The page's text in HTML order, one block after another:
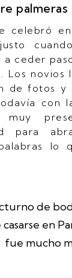
palmeras
celebró
a ceder
Los novios
de fotos y
con
muy
para
lo